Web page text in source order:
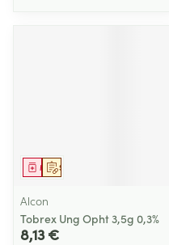
Sur prescription
Médicament
Alcon
Tobrex Ung Opht 3,5g 0,3%
8,13 €